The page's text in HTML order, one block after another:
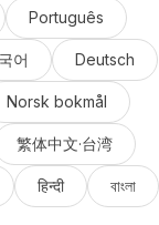
Português
어 Deutsch
Norsk bokmål
繁体中文·台湾
हिन्दी বাংলা